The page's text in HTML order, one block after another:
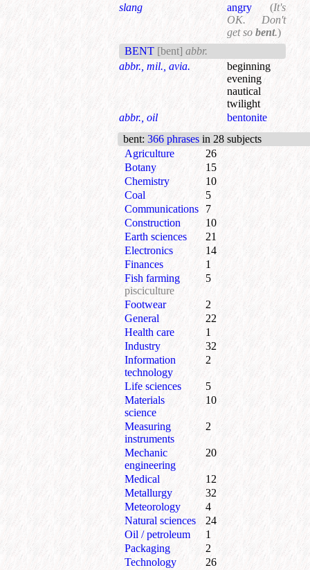
slang
angry (It's
OK. Don't
get so bent.)
BENT [bent] abbr.
abbr., mil., avia.
beginning
evening
nautical
twilight
abbr., oil
bentonite
bent: 366 phrases in 28 subjects
Agriculture
26
Botany
15
Chemistry
10
Coal
5
Communications
7
Construction
10
Earth sciences
21
Electronics
14
Finances
1
Fish farming
pisciculture
5
Footwear
2
General
22
Health care
1
Industry
32
Information
technology
2
Life sciences
5
Materials
science
10
Measuring
instruments
2
Mechanic
engineering
20
Medical
12
Metallurgy
32
Meteorology
4
Natural sciences
24
Oil / petroleum
1
Packaging
2
Technology
26